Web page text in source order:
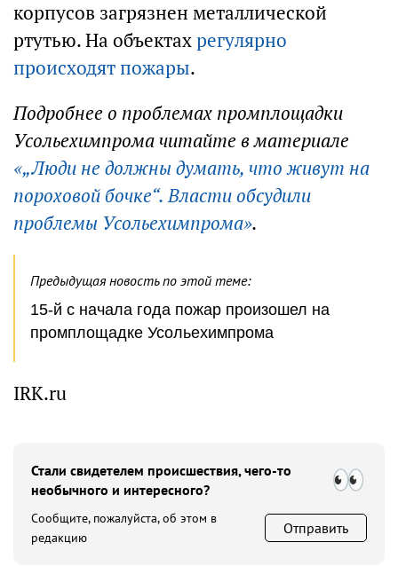
корпусов загрязнен металлической
ртутью. На объектахрегулярно
происходят пожары.
Подробнее о проблемах промплощадки
Усольехимпрома читайте в материале
«„Люди не должны думать, что живут на
пороховой бочке“. Власти обсудили
проблемы Усольехимпрома».
Предыдущая новость по этой теме:
15-й с начала года пожар произошел на
промплощадке Усольехимпрома
IRK.ru
Стали свидетелем происшествия, чего-то
необычного и интересного?
Сообщите, пожалуйста, об этом в
редакцию
Отправить